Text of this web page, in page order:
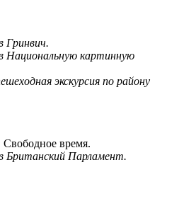
Гринвич.
Национальную картинную
экскурсия по району
Свободное время.
Британский Парламент.